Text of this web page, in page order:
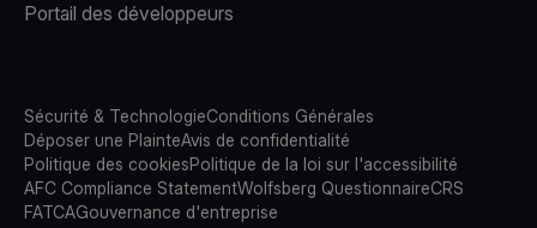
Portail des développeurs
Sécurité & TechnologieConditions Générales
Déposer une PlainteAvis de confidentialité
Politique des cookiesPolitique de la loi sur l'accessibilité
AFC Compliance StatementWolfsberg QuestionnaireCRS
FATCAGouvernance d'entreprise